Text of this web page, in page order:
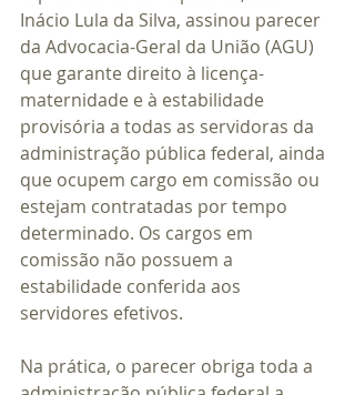
Inácio Lula da Silva, assinou parecer
da Advocacia-Geral da União (AGU)
que garante direito à licença-
maternidade e à estabilidade
provisória a todas as servidoras da
administração pública federal, ainda
que ocupem cargo em comissão ou
estejam contratadas por tempo
determinado. Os cargos em
comissão não possuem a
estabilidade conferida aos
servidores efetivos.
Na prática, o parecer obriga toda a